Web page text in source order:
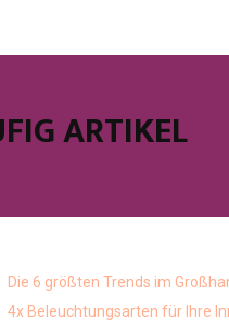
ARTIKEL
Die 6 größten Trends im
4x Beleuchtungsarten für Ihre